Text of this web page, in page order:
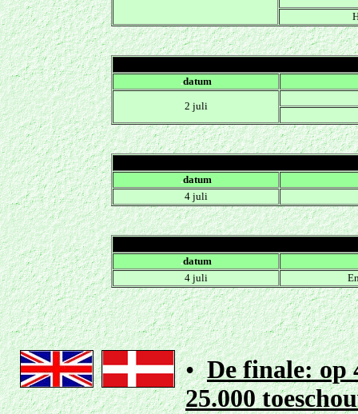
.datum
2 juli
.datum
4 juli
.datum
4 juli
•De finale: op
25.000